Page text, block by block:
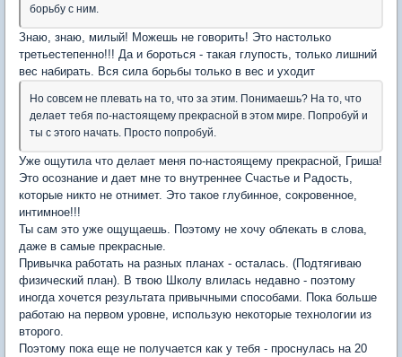
борьбу с ним.
Знаю, знаю, милый! Можешь не говорить! Это настолько
третьестепенно!!! Да и бороться - такая глупость, только лишний
вес набирать. Вся сила борьбы только в вес и уходит
Но совсем не плевать на то, что за этим. Понимаешь? На то, что
делает тебя по-настоящему прекрасной в этом мире. Попробуй и
ты с этого начать. Просто попробуй.
Уже ощутила что делает меня по-настоящему прекрасной, Гриша!
Это осознание и дает мне то внутреннее Счастье и Радость,
которые никто не отнимет. Это такое глубинное, сокровенное,
интимное!!!
Ты сам это уже ощущаешь. Поэтому не хочу облекать в слова,
даже в самые прекрасные.
Привычка работать на разных планах - осталась. (Подтягиваю
физический план). В твою Школу влилась недавно - поэтому
иногда хочется результата привычными способами. Пока больше
работаю на первом уровне, использую некоторые технологии из
второго.
Поэтому пока еще не получается как у тебя - проснулась на 20